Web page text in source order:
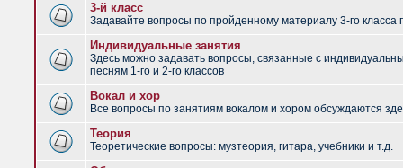
3-й класс
Задавайте вопросы по пройденному материалу 3-го класса
Индивидуальные занятия
Здесь можно задавать вопросы, связанные с
песням 1-го и 2-го классов
Вокал и хор
Все вопросы по занятиям вокалом и хором обсуждаются
Теория
Теоретические вопросы: музтеория, гитара, учебники и т.д.